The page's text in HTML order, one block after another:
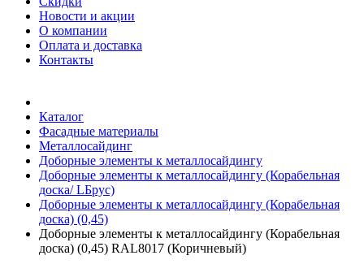
Новости и акции
О компании
Оплата и доставка
Контакты
Каталог
Фасадные материалы
Металлосайдинг
Доборные элементы к металлосайдингу
Доборные элементы к металлосайдингу (Корабельная
доска/ LБрус)
Доборные элементы к металлосайдингу (Корабельная
доска) (0,45)
Доборные элементы к металлосайдингу (Корабельная
доска) (0,45) RAL8017 (Коричневый)